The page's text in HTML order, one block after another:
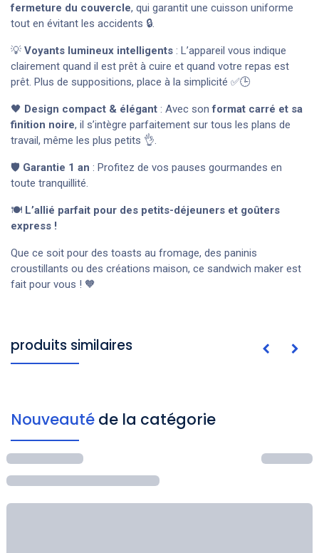
fermeture du couvercle, qui garantit une cuisson uniforme
tout en évitant les accidents 🔒.
💡 Voyants lumineux intelligents : L’appareil vous indique
clairement quand il est prêt à cuire et quand votre repas est
prêt. Plus de suppositions, place à la simplicité ✅🕒
🖤 Design compact & élégant : Avec sonformat carré et sa
finition noire, il s’intègre parfaitement sur tous les plans de
travail, même les plus petits 👌.
🛡️ Garantie 1 an : Profitez de vos pauses gourmandes en
toute tranquillité.
🍽️ L’allié parfait pour des petits-déjeuners et goûters
express !
Que ce soit pour des toasts au fromage, des paninis
croustillants ou des créations maison, ce sandwich maker est
fait pour vous ! 🧡
produits similaires
Nouveauté de la catégorie